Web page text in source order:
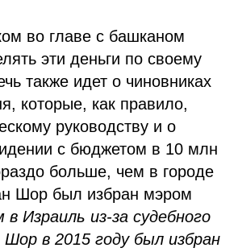
во главе с башканом
эти деньги по своему
также идет о чиновниках
которые, как правило,
руководству и о
с бюджетом в 10 млн
больше, чем в городе
Шор был избран мэром
в Израиль из-за судебного
Шор в 2015 году был избран